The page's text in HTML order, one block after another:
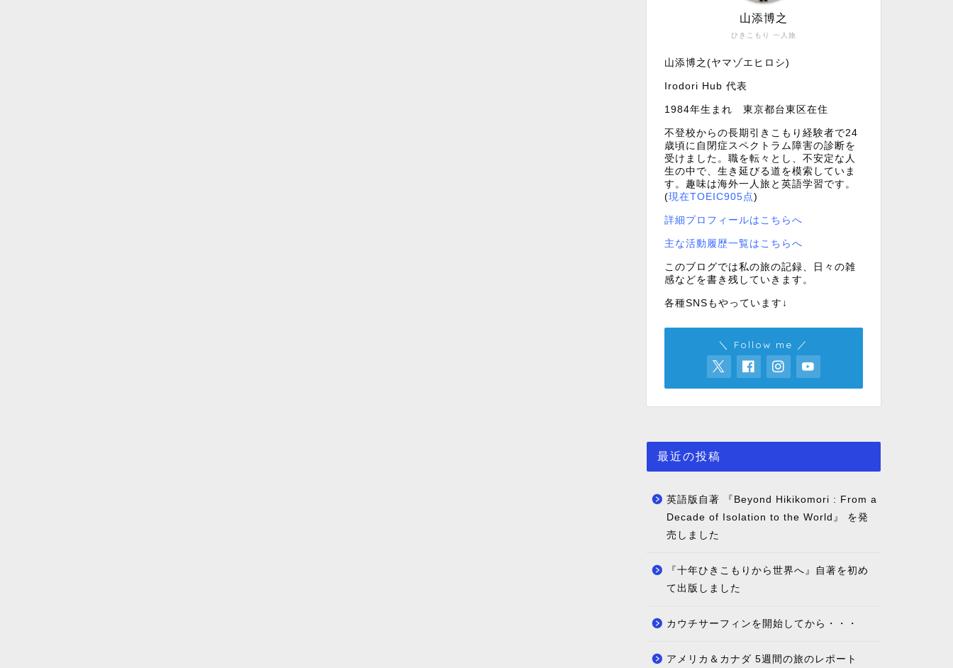
ひきこもり 一人旅
山添博之
山添博之(ヤマゾエヒロシ)
Irodori Hub 代表
1984年生まれ 東京都台東区在住
不登校からの長期引きこもり経験者で24
歳頃に自閉症スペクトラム障害の診断を
受けました。職を転々とし、不安定な人
生の中で、生き延びる道を模索していま
す。趣味は海外一人旅と英語学習です。
(現在TOEIC905点)
詳細プロフィールはこちらへ
主な活動履歴一覧はこちらへ
このブログでは私の旅の記録、日々の雑
感などを書き残していきます。
各種SNSもやっています↓
＼ Follow me ／
最近の投稿
英語版自著 『Beyond Hikikomori : From a
Decade of Isolation to the World』 を発
売しました
『十年ひきこもりから世界へ』自著を初め
て出版しました
カウチサーフィンを開始してから・・・
アメリカ＆カナダ 5週間の旅のレポート